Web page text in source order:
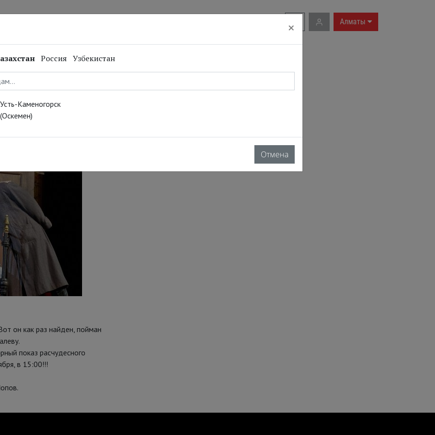
Алматы
Нос. 16
он как раз найден, пойман
показ расчудесного
в 15:00!!!
×
Россия Узбекистан
Усть-Каменогорск
(Оскемен)
Отмена